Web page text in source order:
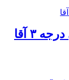
۳ آقا